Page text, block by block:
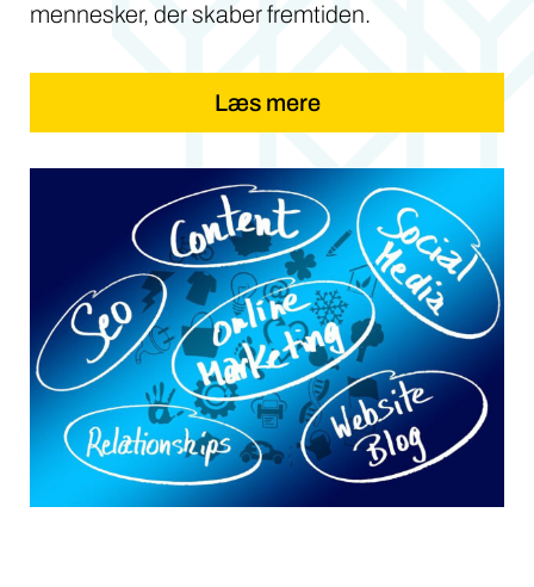
mennesker, der skaber fremtiden.
Læs mere